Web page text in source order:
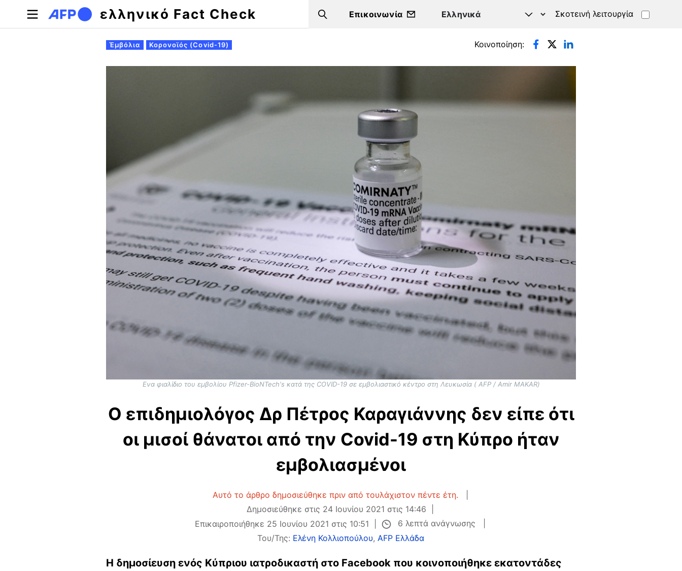
Παράκαμψη προς το κυρίως περιεχόμενο
ελληνικό Fact Check Search
Επικοινωνία Σκοτεινή λειτουργία
Πρωτεύουσες καρτέλες
Έμβόλια Κορονοϊός (Covid-19) Κοινοποίηση:
Ενα φιαλίδιο του εμβολίου Pfizer-BioNTech's κατά της COVID-19 σε εμβολιαστικό κέντρο στη Λευκωσία ( AFP / Amir MAKAR)
O επιδημιολόγος Δρ Πέτρος Καραγιάννης δεν είπε ότι
οι μισοί θάνατοι από την Covid-19 στη Κύπρο ήταν
εμβολιασμένοι
Αυτό το άρθρο δημοσιεύθηκε πριν από τουλάχιστον πέντε έτη.
Δημοσιεύθηκε στις 24 Ιουνίου 2021 στις 14:46
Επικαιροποιήθηκε 25 Ιουνίου 2021 στις 10:51
6 λεπτά ανάγνωσης
Του/Της: Ελένη Κολλιοπούλου, AFP Ελλάδα
Η δημοσίευση ενός Κύπριου ιατροδικαστή στο Facebook που κοινοποιήθηκε εκατοντάδες